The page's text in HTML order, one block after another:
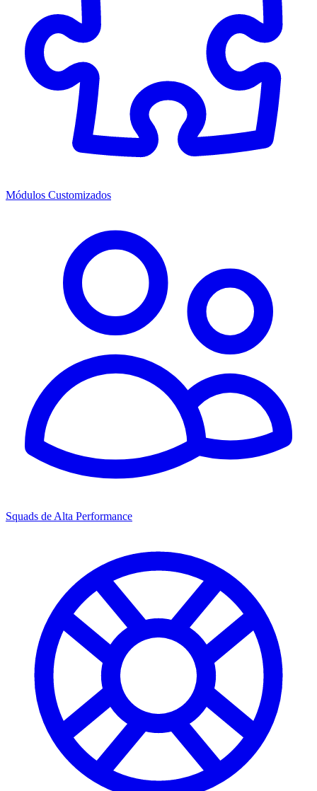
Módulos Customizados
Squads de Alta Performance